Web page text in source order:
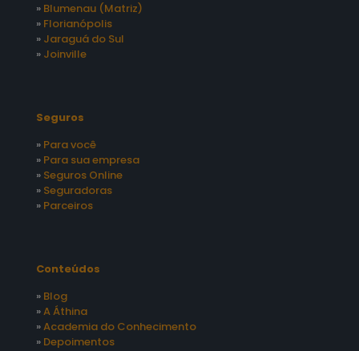
» Blumenau (Matriz)
» Florianópolis
» Jaraguá do Sul
» Joinville
Seguros
» Para você
» Para sua empresa
» Seguros Online
» Seguradoras
» Parceiros
Conteúdos
» Blog
»A Áthina
»Academia do Conhecimento
» Depoimentos